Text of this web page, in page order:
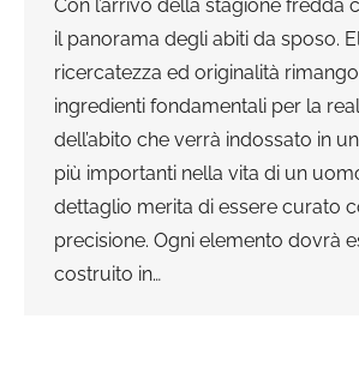
Con l’arrivo della stagione fredda
il panorama degli abiti da sposo.
ricercatezza ed originalità
ingredienti fondamentali per la
dell’abito che verrà indossato in
più importanti nella vita di un
dettaglio merita di essere curato
precisione. Ogni elemento dovrà
costruito in…